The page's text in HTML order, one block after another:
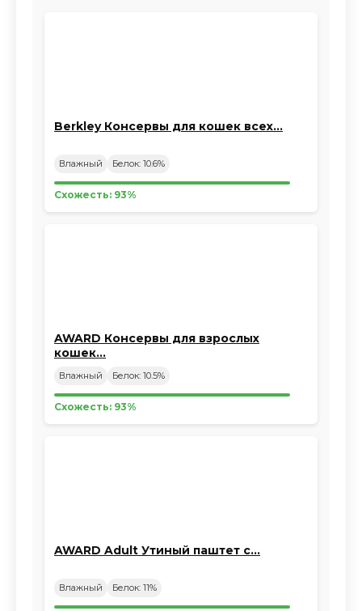
Berkley Консервы для кошек всех…
Влажный Белок: 10.6%
Схожесть: 93%
AWARD Консервы для взрослых
кошек…
Влажный Белок: 10.5%
Схожесть: 93%
AWARD Adult Утиный паштет с…
Влажный Белок: 11%